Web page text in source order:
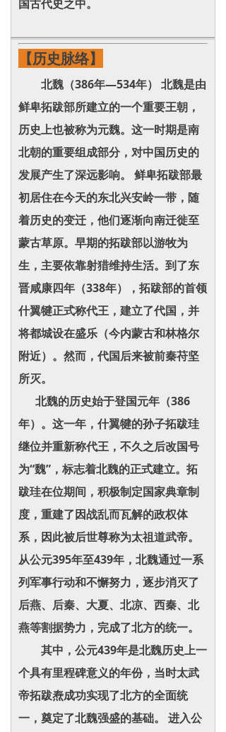
国古代史之中。
【历史脉络】
北魏（386年—534年） 北魏是由
鲜卑拓跋部所建立的一个重要王朝，
历史上也被称为元魏。这一时期是南
北朝的重要组成部分，对中国历史的
发展产生了深远影响。 鲜卑拓跋部最
初居住在今天的东北兴安岭一带，随
着历史的变迁，他们逐渐向南迁徙至
蒙古草原。早期的拓跋部以游牧为
生，主要依靠射猎维持生活。到了东
晋咸康四年（338年），拓跋部的首领
什翼犍正式称代王，建立了代国，并
将都城设在盛乐（今内蒙古和林格尔
附近）。然而，代国后来被前秦苻坚
所灭。
北魏的历史始于登国元年（386
年）。这一年，什翼犍的孙子拓跋珪
继位并重新称代王，不久之后改国号
为“魏”，标志着北魏的正式建立。拓
跋珪在位期间，积极制定国家典章制
度，重建了因战乱而瓦解的政权体
系，因此被后世尊称为太祖道武帝。
从公元395年至439年，北魏通过一系
列军事行动和不懈努力，逐步消灭了
后燕、后秦、大夏、北凉、西秦、北
燕等割据势力，完成了北方的统一。
其中，公元439年是北魏历史上一
个具有里程碑意义的年份，当时太武
帝拓跋焘成功实现了北方的全面统
一，奠定了北魏强盛的基础。 进入公